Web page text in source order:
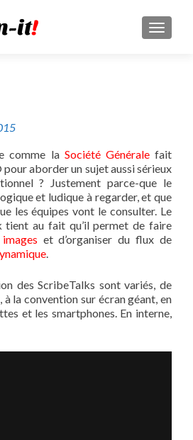
MENU
comme la Société Généralefait
aborder un sujet aussi sérieux
? Justement parce-que le
et ludique à regarder, et que
les équipes vont le consulter. Le
tient au fait qu’il permet de faire
images et d’organiser du flux de
.
des ScribeTalks sont variés, de
à la convention sur écran géant, en
et les smartphones. En interne,